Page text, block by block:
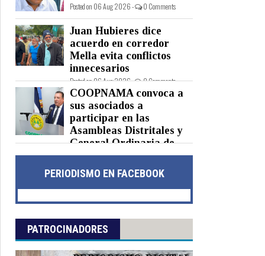
Posted on 06 Aug 2026 - 0 Comments
Juan Hubieres dice
acuerdo en corredor
Mella evita conflictos
innecesarios
Posted on 06 Aug 2026 - 0 Comments
COOPNAMA convoca a
sus asociados a
participar en las
Asambleas Distritales y
General Ordinaria de
Delegados
Posted on 06 Aug 2026 - 0 Comments
PERIODISMO EN FACEBOOK
PATROCINADORES